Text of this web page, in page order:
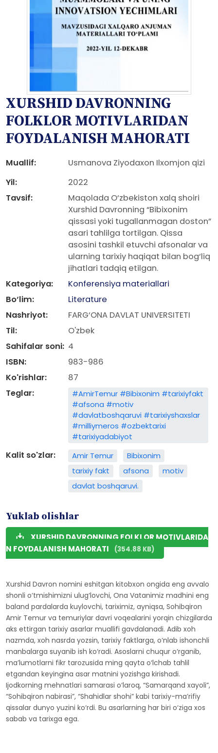
XURSHID DAVRONNING
FOLKLOR MOTIVLARIDAN
FOYDALANISH MAHORATI
Muallif:
Usmanova Ziyodaxon Ilxomjon qizi
Yil:
2022
Tavsif:
Maqolada O‘zbekiston xalq shoiri
Xurshid Davronning “Bibixonim
qissasi yoki tugallanmagan doston”
asari tahlilga tortilgan. Qissa
asosini tashkil etuvchi afsonalar va
ularning tarixiy haqiqat bilan bog‘liq
jihatlari tadqiq etilgan.
Kategoriya:
Konferensiya materiallari
Bo‘lim:
Literature
Nashriyot:
FARG‘ONA DAVLAT UNIVERSITETI
Til:
O'zbek
Sahifalar soni: 4
ISBN:
983-986
Ko'rishlar:
87
Teglar:
#AmirTemur #Bibixonim #tarixiyfakt
#afsona #motiv
#davlatboshqaruvi #tarixiyshaxslar
#milliymeros #ozbektarixi
#tarixiyadabiyot
Kalit so'zlar: Amir Temur
Bibixonim
tarixiy fakt
afsona
motiv
davlat boshqaruvi.
Yuklab olishlar
XURSHID DAVRONNING FOLKLOR MOTIVLARIDA
N FOYDALANISH MAHORATI
(354.88 KB)
Xurshid Davron nomini eshitgan kitobxon ongida eng avvalo
shonli o‘tmishimizni ulug‘lovchi, Ona Vatanimiz madhini eng
baland pardalarda kuylovchi, tariximiz, ayniqsa, Sohibqiron
Amir Temur va temuriylar davri voqealarini yorqin chizgilarda
aks ettirgan tarixiy asarlar muallifi gavdalanadi. Adib xoh
nazmda, xoh nasrda yozsin, tarixiy faktlarga, o‘nlab ishonchli
manbalarga suyanib ish ko‘radi. Asoslarni chuqur o‘rganib,
ma’lumotlarni fikr tarozusida ming qayta o‘lchab tahlil
etgandan keyingina asar matnini yozishga kirishadi.
Ijodkorning mehnatlari samarasi o‘laroq, “Samarqand xayoli”,
“Sohibqiron nabirasi”, “Shahidlar shohi” kabi tarixiy-ma’rifiy
qissalar dunyo yuzini ko‘rdi. Bu asarlarning har biri o‘ziga xos
sabab va tarixga ega.